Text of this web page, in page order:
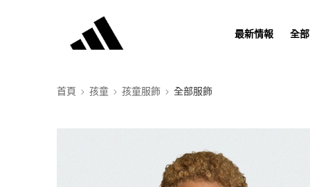
最新情報 全
首頁 孩童 孩童服飾 全部服飾